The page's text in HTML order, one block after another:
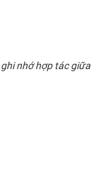
nhớ hợp tác giữa